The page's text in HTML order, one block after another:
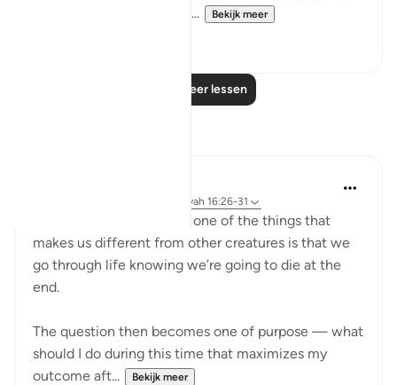
have done no wrong!'" (V...
Bekijk meer
Lees meer lessen
ayah 16:26-31
We’re weird creatures — one of the things that
makes us different from other creatures is that we
go through life knowing we’re going to die at the
end.
The question then becomes one of purpose — what
should I do during this time that maximizes my
outcome aft...
Bekijk meer